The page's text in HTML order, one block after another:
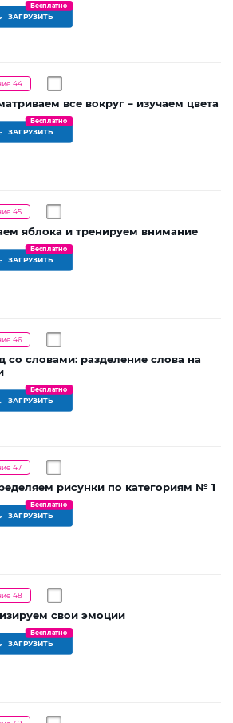
ЗАГРУЗИТЬ
Бесплатно
44
все вокруг – изучаем цвета
ЗАГРУЗИТЬ
Бесплатно
45
яблока и тренируем внимание
ЗАГРУЗИТЬ
Бесплатно
46
со словами: разделение слова на
ЗАГРУЗИТЬ
Бесплатно
47
рисунки по категориям № 1
ЗАГРУЗИТЬ
Бесплатно
48
свои эмоции
ЗАГРУЗИТЬ
Бесплатно